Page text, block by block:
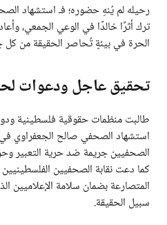
رحيله لم يُنهِ حضوره؛ فـ استشهاد
ترك أثرًا خالدًا في الوعي الجمعي،
الحرة في بيئةٍ تُحاصر الحقيقة من كل
تحقيق عاجل ودعوات
طالبت منظمات حقوقية فلسطينية
استشهاد الصحفي صالح الجعفراوي
الصحفيين جريمة ضد حرية التعبير
كما دعت نقابة الصحفيين
المتصارعة بضمان سلامة الإعلاميين
سبيل الحقيقة.